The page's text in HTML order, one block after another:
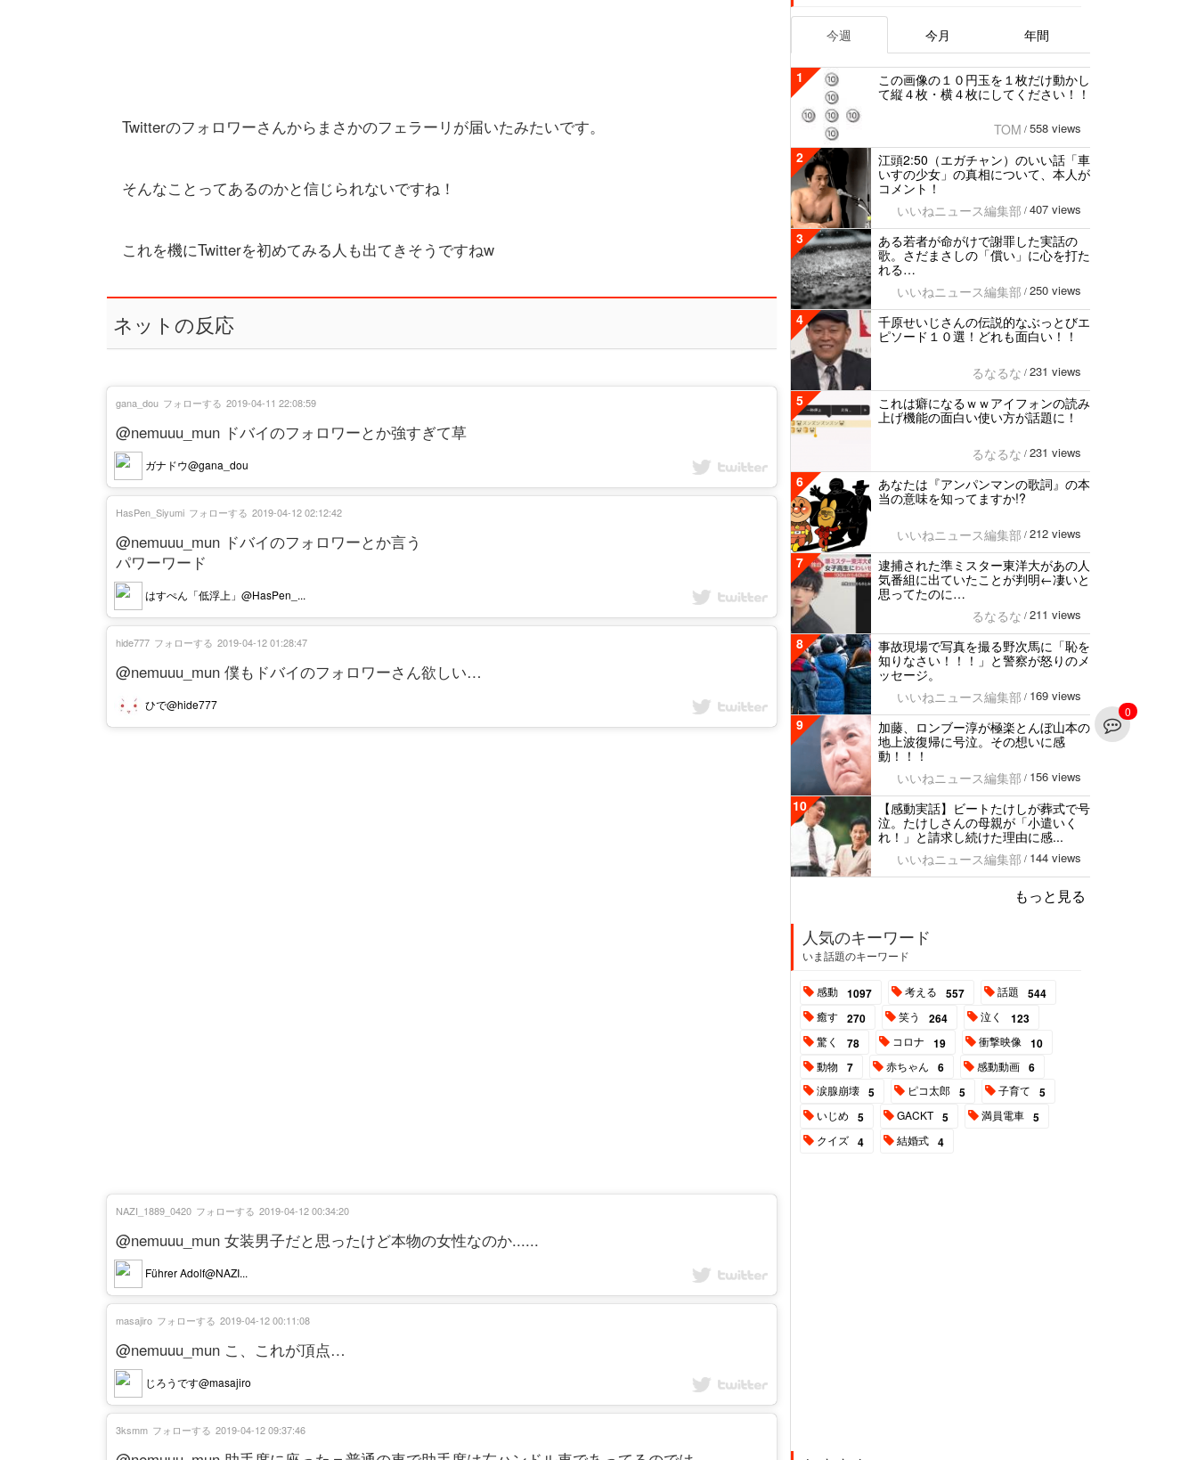
Twitterのフォロワーさんからまさかのフェラーリが届いたみたいです。
そんなことってあるのかと信じられないですね！
これを機にTwitterを初めてみる人も出てきそうですねw
ネットの反応
@nemuuu_mun ドバイのフォロワーとか強すぎて草
ガナドウ@gana_dou
gana_dou フォローする 2019-04-11 22:08:59
@nemuuu_mun ドバイのフォロワーとか言う
パワーワード
はすぺん「低浮上」@HasPen_...
HasPen_Siyumi フォローする 2019-04-12 02:12:42
@nemuuu_mun 僕もドバイのフォロワーさん欲しい…
ひで@hide777
hide777 フォローする 2019-04-12 01:28:47
@nemuuu_mun 女装男子だと思ったけど本物の女性なのか......
Führer Adolf@NAZI...
NAZI_1889_0420 フォローする 2019-04-12 00:34:20
@nemuuu_mun こ、これが頂点…
じろうです@masajiro
masajiro フォローする 2019-04-12 00:11:08
3ksmm フォローする 2019-04-12 09:37:46
0
今週 今月 年間
1
この画像の１０円玉を１枚だけ動かし
て縦４枚・横４枚にしてください！！
TOM / 558 views
2
江頭2:50（エガチャン）のいい話「車
いすの少女」の真相について、本人が
コメント！
いいねニュース編集部 / 407 views
3
ある若者が命がけで謝罪した実話の
歌。さだまさしの「償い」に心を打た
れる…
いいねニュース編集部 / 250 views
4
千原せいじさんの伝説的なぶっとびエ
ピソード１０選！どれも面白い！！
るなるな / 231 views
5
これは癖になるｗｗアイフォンの読み
上げ機能の面白い使い方が話題に！
るなるな / 231 views
6
あなたは『アンパンマンの歌詞』の本
当の意味を知ってますか!?
いいねニュース編集部 / 212 views
7
逮捕された準ミスター東洋大があの人
気番組に出ていたことが判明←凄いと
思ってたのに…
るなるな / 211 views
8
事故現場で写真を撮る野次馬に「恥を
知りなさい！！！」と警察が怒りのメ
ッセージ。
いいねニュース編集部 / 169 views
9
加藤、ロンブー淳が極楽とんぼ山本の
地上波復帰に号泣。その想いに感
動！！！
いいねニュース編集部 / 156 views
10
【感動実話】ビートたけしが葬式で号
泣。たけしさんの母親が「小遣いく
れ！」と請求し続けた理由に感...
いいねニュース編集部 / 144 views
もっと見る
人気のキーワード
いま話題のキーワード
感動 1097 考える 557 話題 544
癒す 270 笑う 264 泣く 123
驚く 78 コロナ 19 衝撃映像 10
動物 7 赤ちゃん 6 感動動画 6
涙腺崩壊 5 ピコ太郎 5 子育て 5
いじめ 5 GACKT 5 満員電車 5
クイズ 4 結婚式 4